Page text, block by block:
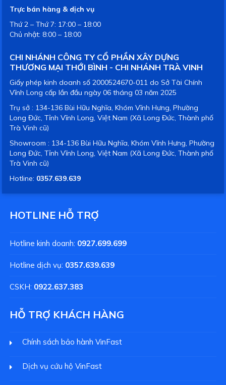
Trực bán hàng & dịch vụ
Thứ 2 – Thứ 7: 17:00 – 18:00
Chủ nhật: 8:00 – 18:00
CHI NHÁNH CÔNG TY CỔ PHẦN XÂY DỰNG
THƯƠNG MẠI THỚI BÌNH - CHI NHÁNH TRÀ VINH
Giấy phép kinh doanh số 2000524670-011 do Sở Tài Chính
Vĩnh Long cấp lần đầu ngày 06 tháng 03 năm 2025
Trụ sở : 134-136 Bùi Hữu Nghĩa, Khóm Vĩnh Hưng, Phường
Long Đức, Tỉnh Vĩnh Long, Việt Nam (Xã Long Đức, Thành phố
Trà Vinh cũ)
Showroom : 134-136 Bùi Hữu Nghĩa, Khóm Vĩnh Hưng, Phường
Long Đức, Tỉnh Vĩnh Long, Việt Nam (Xã Long Đức, Thành phố
Trà Vinh cũ)
Hotline: 0357.639.639
HOTLINE HỖ TRỢ
Hotline kinh doanh: 0927.699.699
Hotline dịch vụ: 0357.639.639
CSKH: 0922.637.383
HỖ TRỢ KHÁCH HÀNG
Chính sách bảo hành VinFast
Dịch vụ cứu hộ VinFast